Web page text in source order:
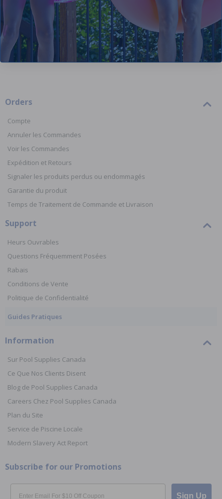
Be the first one to leave a review!
Add Review
Orders
Compte
Annuler les Commandes
Voir les Commandes
Expédition et Retours
Signaler les produits perdus ou endommagés
Garantie du produit
Temps de Traitement de Commande et Livraison
Support
Heurs Ouvrables
Questions Fréquemment Posées
Rabais
Conditions de Vente
Politique de Confidentialité
Guides Pratiques
Information
Sur Pool Supplies Canada
Ce Que Nos Clients Disent
Blog de Pool Supplies Canada
Careers Chez Pool Supplies Canada
Plan du Site
Service de Piscine Locale
Modern Slavery Act Report
Subscribe for our Promotions
Email
Sign Up